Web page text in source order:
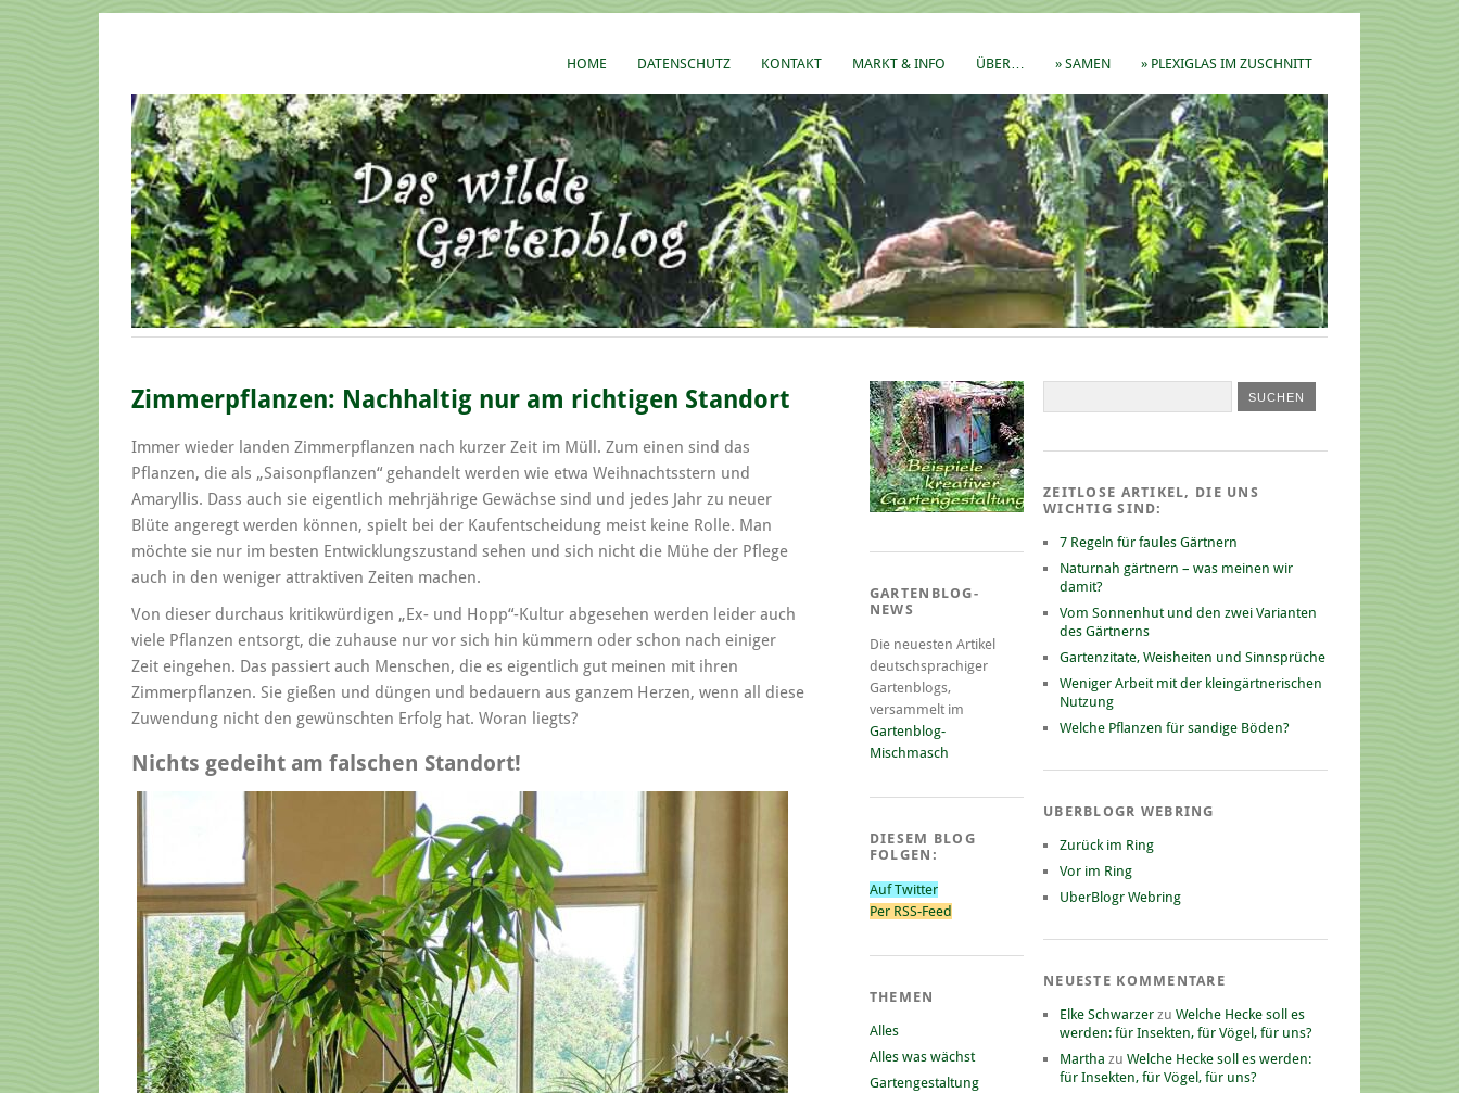
HOME DATENSCHUTZ KONTAKT MARKT & INFO ÜBER… » SAMEN » PLEXIGLAS IM ZUSCHNITT
Zimmerpflanzen: Nachhaltig nur am richtigen Standort
Immer wieder landen Zimmerpflanzen nach kurzer Zeit im Müll. Zum einen sind das
Pflanzen, die als „Saisonpflanzen“ gehandelt werden wie etwa Weihnachtsstern und
Amaryllis. Dass auch sie eigentlich mehrjährige Gewächse sind und jedes Jahr zu neuer
Blüte angeregt werden können, spielt bei der Kaufentscheidung meist keine Rolle. Man
möchte sie nur im besten Entwicklungszustand sehen und sich nicht die Mühe der Pflege
auch in den weniger attraktiven Zeiten machen.
Von dieser durchaus kritikwürdigen „Ex- und Hopp“-Kultur abgesehen werden leider auch
viele Pflanzen entsorgt, die zuhause nur vor sich hin kümmern oder schon nach einiger
Zeit eingehen. Das passiert auch Menschen, die es eigentlich gut meinen mit ihren
Zimmerpflanzen. Sie gießen und düngen und bedauern aus ganzem Herzen, wenn all diese
Zuwendung nicht den gewünschten Erfolg hat. Woran liegts?
Nichts gedeiht am falschen Standort!
GARTENBLOG-
NEWS
Die neuesten Artikel
deutschsprachiger
Gartenblogs,
versammelt im
Gartenblog-
Mischmasch
DIESEM BLOG
FOLGEN:
Auf Twitter
Per RSS-Feed
THEMEN
Alles
Alles was wächst
Gartengestaltung
ZEITLOSE ARTIKEL, DIE UNS
WICHTIG SIND:
7 Regeln für faules Gärtnern
Naturnah gärtnern – was meinen wir
damit?
Vom Sonnenhut und den zwei Varianten
des Gärtnerns
Gartenzitate, Weisheiten und Sinnsprüche
Weniger Arbeit mit der kleingärtnerischen
Nutzung
Welche Pflanzen für sandige Böden?
UBERBLOGR WEBRING
Zurück im Ring
Vor im Ring
UberBlogr Webring
NEUESTE KOMMENTARE
Elke Schwarzer zu Welche Hecke soll es
werden: für Insekten, für Vögel, für uns?
Martha zu Welche Hecke soll es werden:
für Insekten, für Vögel, für uns?